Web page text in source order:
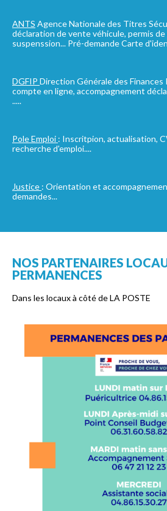
ANTS Agence Nationale des Titres
déclaration de vente véhicule, permis
suspenssion... Pré-demande Carte
DGFIP Direction Générale des
compte en ligne, accompagnement
.....
Pole Emploi : Inscritpion, actualisation,
recherche d'emploi....
Justice : Orientation et
demandes...
NOS PARTENAIRES
PERMANENCES
Dans les locaux à côté de LA POSTE